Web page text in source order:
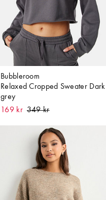
Bubbleroom
Relaxed Cropped Sweater Dark
grey
169 kr